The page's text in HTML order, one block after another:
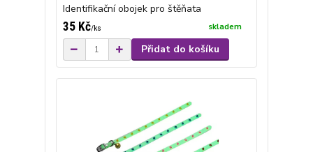
Identifikační obojek pro štěňata
35 Kč/ks skladem
Přidat do košíku